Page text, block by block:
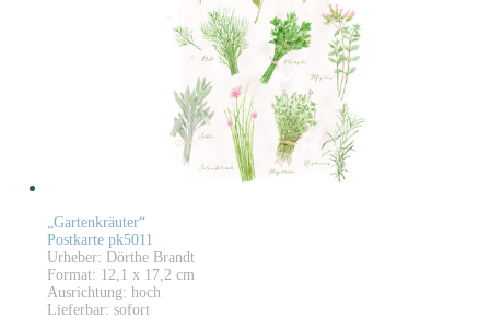
„Gartenkräuter“
Postkarte pk5011
Urheber: Dörthe Brandt
Format: 12,1 x 17,2 cm
Ausrichtung: hoch
Lieferbar: sofort